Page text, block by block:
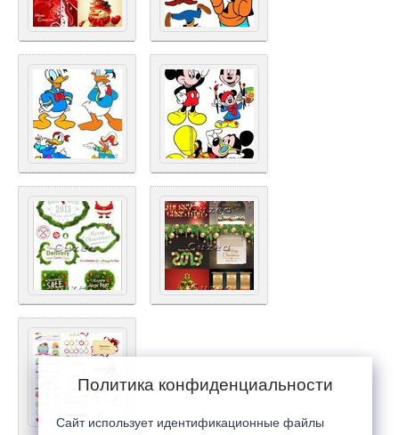
Политика конфиденциальности
Сайт использует идентификационные файлы